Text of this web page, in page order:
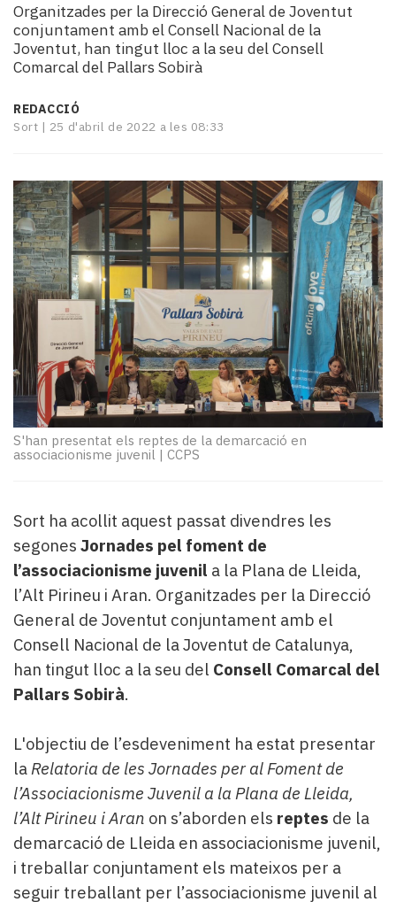
Cultura
Esports
Mai
tant!
i
mitjans
temps
Reportatges
Entrevistes
Enquestes
A
escena!
Dis
la
teva!
Subscriptors
La
newsletter
del
Pallars
Contingut
més
llegit...
Editorial
Organitzades per la Direcció General de Joventut
conjuntament amb el Consell Nacional de la
Joventut, han tingut lloc a la seu del Consell
Comarcal del Pallars Sobirà
REDACCIÓ
Sort | 25 d'abril de 2022 a les 08:33
S'han presentat els reptes de la demarcació en
associacionisme juvenil | CCPS
Sort ha acollit aquest passat divendres les
segones Jornades pel foment de
l’associacionisme juvenil a la Plana de Lleida,
l’Alt Pirineu i Aran. Organitzades per la Direcció
General de Joventut conjuntament amb el
Consell Nacional de la Joventut de Catalunya,
han tingut lloc a la seu del Consell Comarcal del
Pallars Sobirà.
L'objectiu de l’esdeveniment ha estat presentar
laRelatoria de les Jornades per al Foment de
l’Associacionisme Juvenil a la Plana de Lleida,
l’Alt Pirineu i Aran on s’aborden els reptes de la
demarcació de Lleida en associacionisme juvenil,
i treballar conjuntament els mateixos per a
seguir treballant per l’associacionisme juvenil al